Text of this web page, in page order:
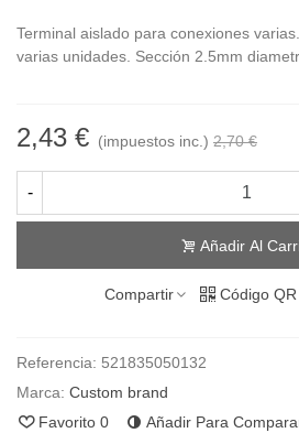
Terminal aislado para conexiones
varias unidades. Sección 2.5mm
2,43 € (impuestos inc.) 2,70 €
-
Añadir Al
Compartir Código QR
Referencia: 521835050132
Marca: Custom brand
Favorito 0 Añadir Para